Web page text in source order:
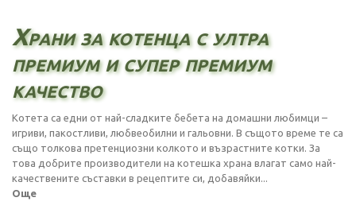
Храни за котенца с ултра
премиум и супер премиум
качество
Котета са едни от най-сладките бебета на домашни любимци –
игриви, пакостливи, любвеобилни и гальовни. В същото време те са
също толкова претенциозни колкото и възрастните котки. За
това добрите производители на котешка храна влагат само най-
качествените съставки в рецептите си, добавяйки...
Още